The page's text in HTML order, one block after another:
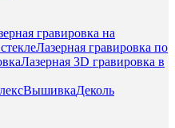
гравировка на
Лазерная гравировка по
Лазерная 3D гравировка в
ВышивкаДеколь